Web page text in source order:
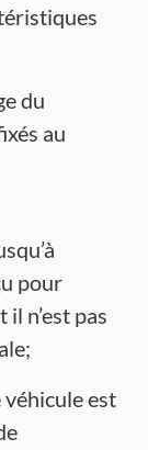
du
au
pour
n’est pas
est